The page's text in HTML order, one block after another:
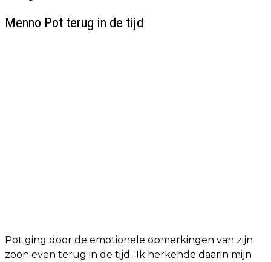
Menno Pot terug in de tijd
Pot ging door de emotionele opmerkingen van zijn
zoon even terug in de tijd. 'Ik herkende daarin mijn